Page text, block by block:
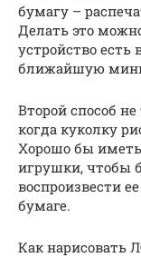
бумагу –
Делать это
устройство
ближайшую
Второй способ
когда куколку
Хорошо бы
игрушки, чтобы
воспроизвести
бумаге.
Как нарисовать